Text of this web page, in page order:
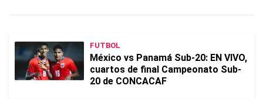
FUTBOL
México vs Panamá Sub-20: EN VIVO,
cuartos de final Campeonato Sub-
20 de CONCACAF